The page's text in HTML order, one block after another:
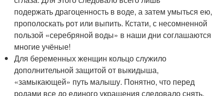
подержать драгоценность в воде, а затем умыться ею,
прополоскать рот или выпить. Кстати, с несомненной
пользой «серебряной воды» в наши дни соглашаются
многие учёные!
Для беременных женщин кольцо служило
дополнительной защитой от выкидыша,
«замыкающей» путь малышу. Понятно, что перед
родами все до единого украшения следовало снять,